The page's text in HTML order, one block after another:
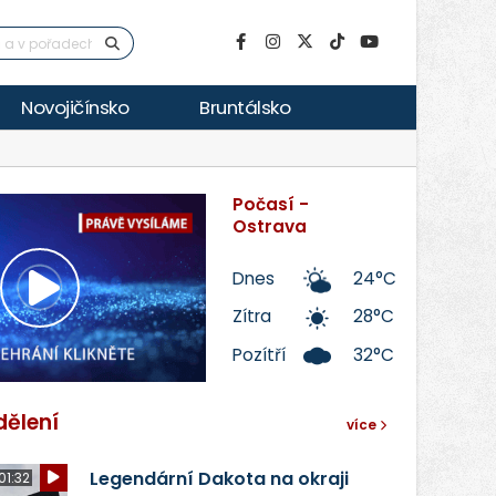
Novojičínsko Bruntálsko
Přehrát
video
Počasí -
Ostrava
Dnes
24°C
Zítra
28°C
Pozítří
32°C
více
Legendární Dakota na okraji